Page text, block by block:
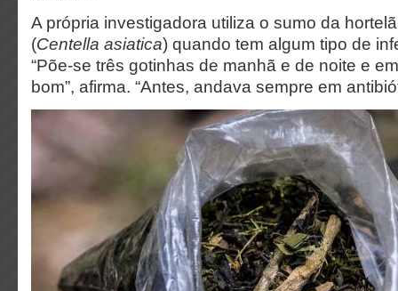
A própria investigadora utiliza o sumo da
(Centella asiatica) quando tem algum tipo de
“Põe-se três gotinhas de manhã e de noite e
bom”, afirma. “Antes, andava sempre em